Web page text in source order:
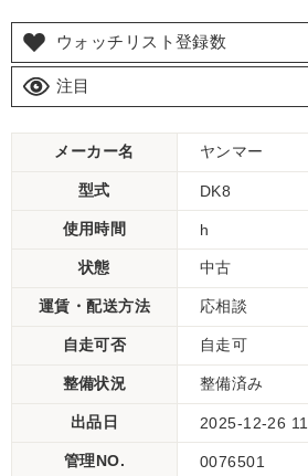
ウォッチリスト登録数
注目
メーカー名 ヤンマー
型式 DK8
使用時間 h
状態 中古
運賃・配送方法 応相談
自走可否 自走可
整備状況 整備済み
出品日 2025-12-26
管理NO. 0076501